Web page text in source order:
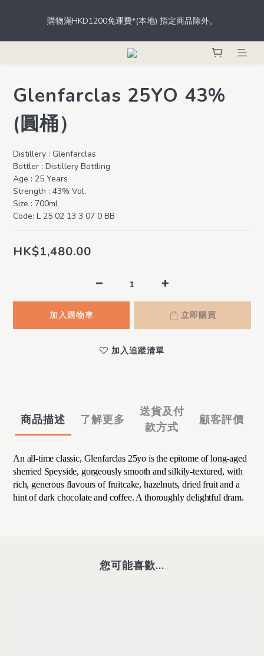
醺醉的酒類。
購物滿HKD1200免運費*(本地) 指定商品除外。
登記成為會員，從此於THE M.C.店內、網店、酒吧消費，即可輕鬆
根據香港法律，不得於業務過程中，向未成年人士售賣或供應令人
Glenfarclas 25YO 43%
(圓桶）
Distillery : Glenfarclas
Bottler : Distillery Bottling
Age : 25 Years
Strength : 43% Vol.
Size : 700ml
Code: L 25 02 13 3 07 0 BB
HK$1,480.00
加入購物車 立即購買
加入追蹤清單
商品描述 了解更多
送貨及付
款方式
顧客評價
An all-time classic, Glenfarclas 25yo is the epitome of long-aged
sherried Speyside, gorgeously smooth and silkily-textured, with
rich, generous flavours of fruitcake, hazelnuts, dried fruit and a
hint of dark chocolate and coffee. A thoroughly delightful dram.
您可能喜歡...